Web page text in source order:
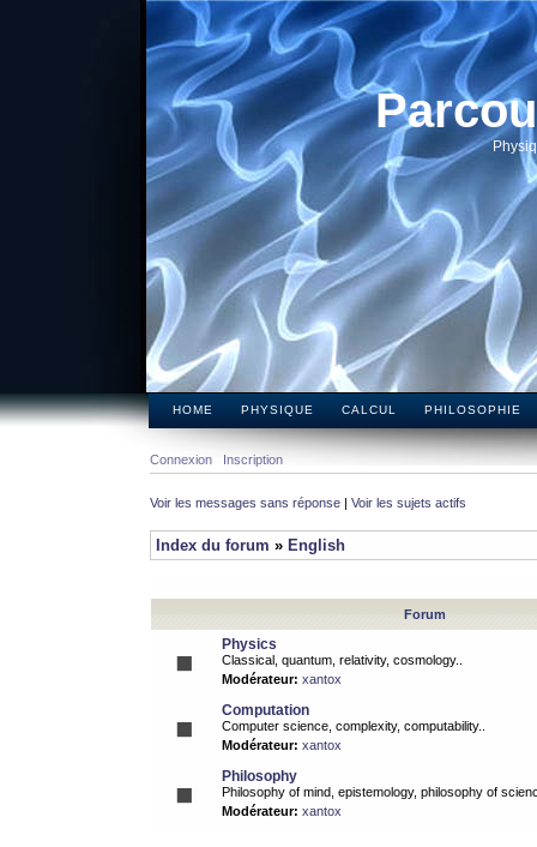
HOME PHYSIQUE CALCUL PHILOSOPHIE
Connexion Inscription
Voir les messages sans réponse | Voir les sujets actifs
Index du forum » English
Forum
Physics
Classical, quantum, relativity, cosmology..
Modérateur: xantox
Computation
Computer science, complexity, computability..
Modérateur: xantox
Philosophy
Philosophy of mind, epistemology, philosophy of
Modérateur: xantox